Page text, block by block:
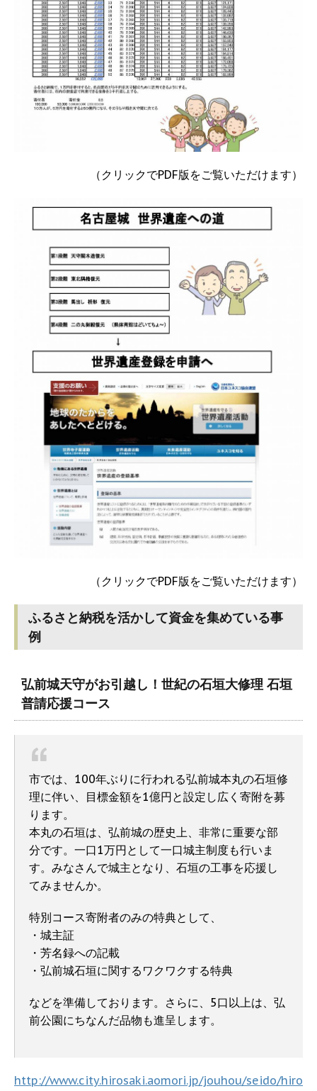
（クリックでPDF版をご覧いただけます）
（クリックでPDF版をご覧いただけます）
ふるさと納税を活かして資金を集めている事
例
弘前城天守がお引越し！世紀の石垣大修理 石垣
普請応援コース
市では、100年ぶりに行われる弘前城本丸の石垣修
理に伴い、目標金額を1億円と設定し広く寄附を募
ります。
本丸の石垣は、弘前城の歴史上、非常に重要な部
分です。一口1万円として一口城主制度も行いま
す。みなさんで城主となり、石垣の工事を応援し
てみませんか。
特別コース寄附者のみの特典として、
・城主証
・芳名録への記載
・弘前城石垣に関するワクワクする特典
などを準備しております。さらに、5口以上は、弘
前公園にちなんだ品物も進呈します。
http://www.city.hirosaki.aomori.jp/jouhou/seido/hiro